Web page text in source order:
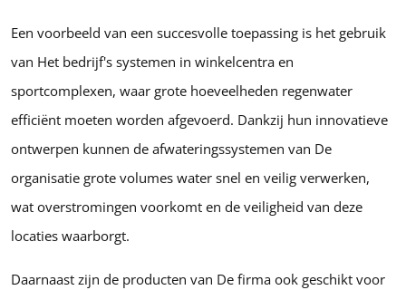
Een voorbeeld van een succesvolle toepassing is het gebruik
van Het bedrijf's systemen in winkelcentra en
sportcomplexen, waar grote hoeveelheden regenwater
efficiënt moeten worden afgevoerd. Dankzij hun innovatieve
ontwerpen kunnen de afwateringssystemen van De
organisatie grote volumes water snel en veilig verwerken,
wat overstromingen voorkomt en de veiligheid van deze
locaties waarborgt.
Daarnaast zijn de producten van De firma ook geschikt voor